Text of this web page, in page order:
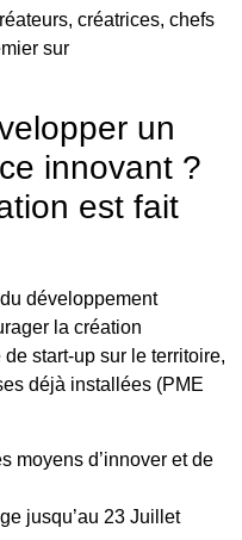
créatrices, chefs
sur
un
innovant ?
est fait
développement
la création
start-up sur le territoire,
déjà installées (PME
moyens d’innover et de
jusqu’au 23 Juillet